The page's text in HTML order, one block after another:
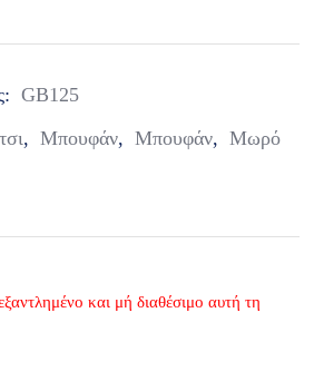
GB125
, Μπουφάν, Μπουφάν, Μωρό
και μή διαθέσιμο αυτή τη